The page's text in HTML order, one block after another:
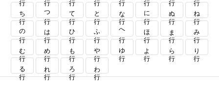
ち行 つ行 て行 と行 な行 に行 ぬ行 ね行
の行 は行 ひ行 ふ行 へ行 ほ行 ま行 み行
む行 め行 も行 や行 ゆ行 よ行 ら行 り行
る行 れ行 ろ行 わ行